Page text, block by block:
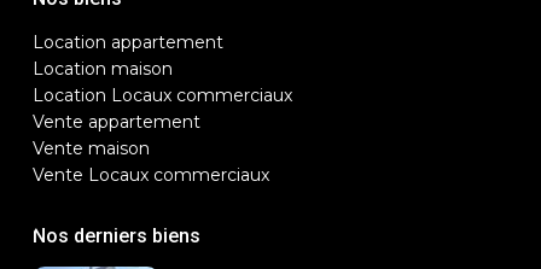
Location appartement
Location maison
Location Locaux commerciaux
Vente appartement
Vente maison
Vente Locaux commerciaux
Nos derniers biens